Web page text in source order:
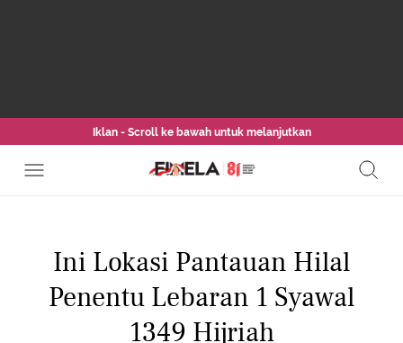
Iklan - Scroll ke bawah untuk melanjutkan
Ini Lokasi Pantauan Hilal
Penentu Lebaran 1 Syawal
1349 Hijriah